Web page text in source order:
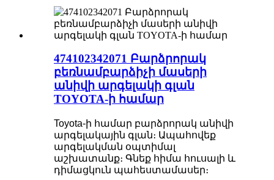
474102342071 Բարձրորակ
բեռնամբարձիչի մասերի
անիվի արգելակի գլան
TOYOTA-ի համար
Toyota-ի համար բարձրորակ անիվի
արգելակային գլան։ Ապահովեք
արգելակման օպտիմալ
աշխատանք։ Գնեք հիմա հուսալի և
դիմացկուն պահեստամասեր։